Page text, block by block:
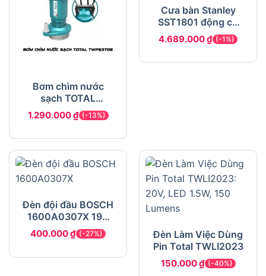
Bơm chìm nước
sạch TOTAL
TWP63706
1.290.000₫ (-13%)
Cưa bàn Stanley
SST1801 động cơ
1800W lưỡi 254mm
4.689.000₫ (-1%)
Đèn đội đầu BOSCH
1600A0307X 190
lm, 3 chế độ, chống
nước
400.000₫ (-27%)
Đèn Làm Việc Dùng
Pin Total TWLI2023
150.000₫ (-40%)